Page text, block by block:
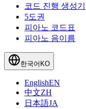
코드 진행 생성기
5도권
피아노 코드표
피아노 음이름
한국어 KO
EnglishEN
中文ZH
日本語JA